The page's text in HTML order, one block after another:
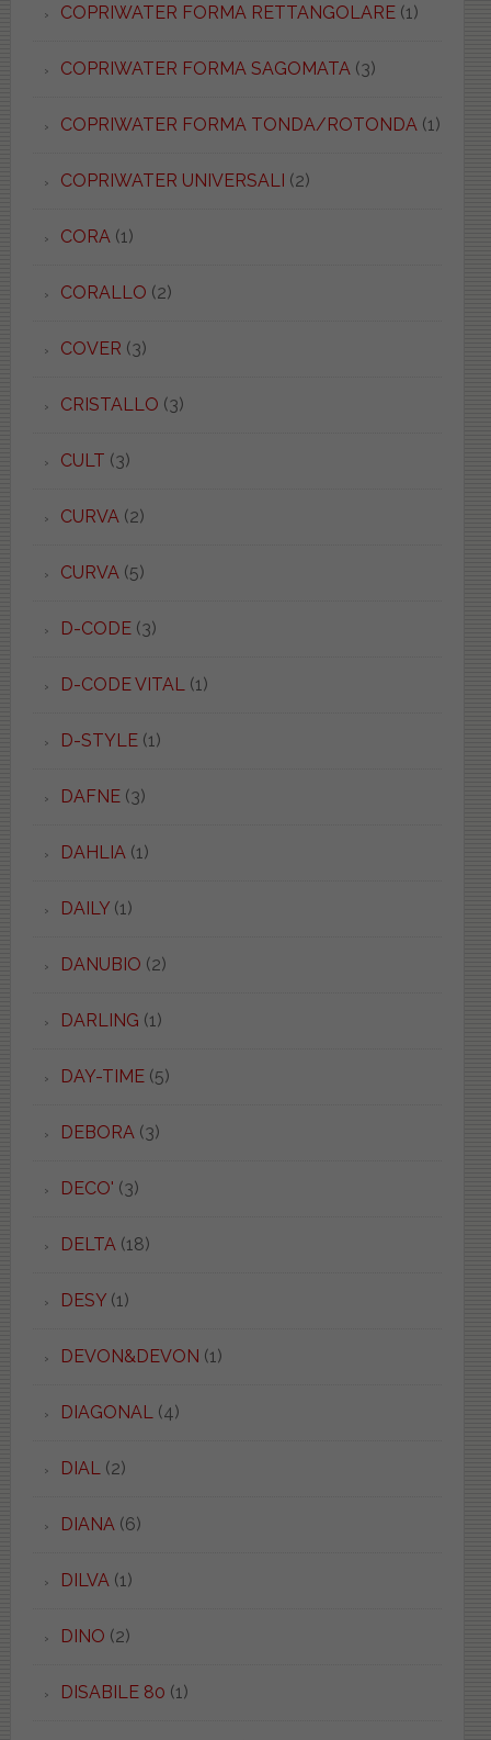
COPRIWATER FORMA RETTANGOLARE(1)
COPRIWATER FORMA SAGOMATA(3)
COPRIWATER FORMA TONDA/ROTONDA(1)
COPRIWATER UNIVERSALI (2)
CORA(1)
CORALLO (2)
COVER (3)
CRISTALLO (3)
CULT (3)
CURVA(2)
CURVA(5)
D-CODE(3)
D-CODE VITAL(1)
D-STYLE(1)
DAFNE(3)
DAHLIA(1)
DAILY(1)
DANUBIO (2)
DARLING (1)
DAY-TIME(5)
DEBORA(3)
DECO' (3)
DELTA(18)
DESY(1)
DEVON&DEVON (1)
DIAGONAL(4)
DIAL(2)
DIANA(6)
DILVA(1)
DINO (2)
DISABILE 80 (1)